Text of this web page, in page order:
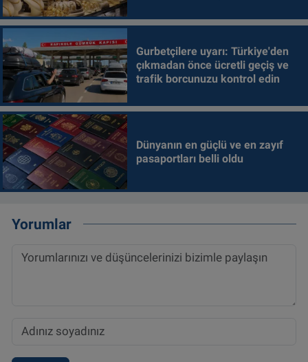
Gurbetçilere uyarı: Türkiye'den
çıkmadan önce ücretli geçiş ve
trafik borcunuzu kontrol edin
Dünyanın en güçlü ve en zayıf
pasaportları belli oldu
Yorumlar